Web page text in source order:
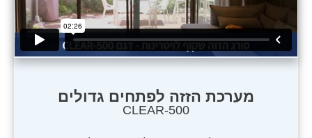
מערכת הזזה לפתחים גדולים
CLEAR-500